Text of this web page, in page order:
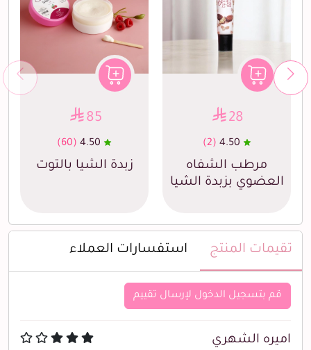
28
4.50
(2)
مرطب الشفاه
العضوي بزبدة الشيا
85
4.50
(60)
زبدة الشيا بالتوت
تقيمات المنتج استفسارات العملاء
قم بتسجيل الدخول لإرسال تقييم
اميره الشهري